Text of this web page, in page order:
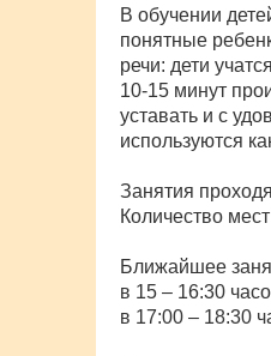
В обучении
понятные
речи: дети
10-15 минут
уставать и с
используются
Занятия
Количество
Ближайшее
в 15 – 16:30
в 17:00 – 18:30